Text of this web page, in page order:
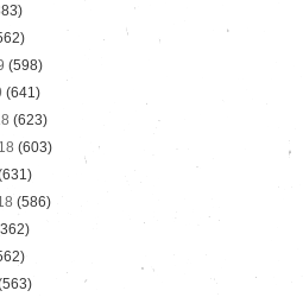
(598)
(641)
(623)
(603)
(586)